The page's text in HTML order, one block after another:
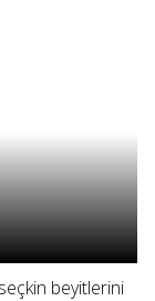
beyitlerini